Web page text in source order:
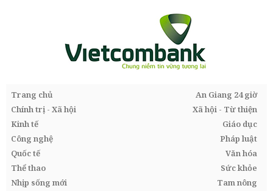
Trang chủ
An Giang 24 giờ
Chính trị - Xã hội
Xã hội - Từ thiện
Kinh tế
Giáo dục
Công nghệ
Pháp luật
Quốc tế
Văn hóa
Thể thao
Sức khỏe
Nhịp sống mới
Tam nông